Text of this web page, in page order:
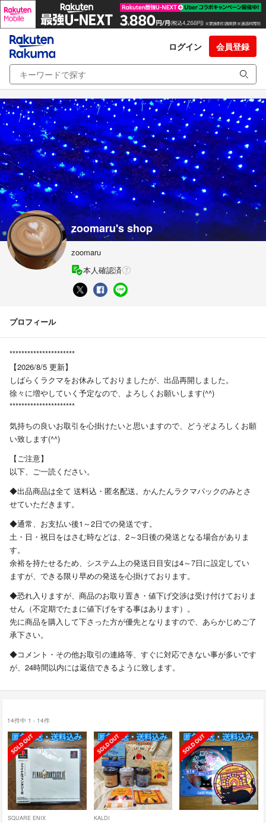
ログイン 会員登録
zoomaru's shop
zoomaru
本人確認済
プロフィール
**********************
【2026/8/5 更新】
しばらくラクマをお休みしておりましたが、出品再開しました。
徐々に増やしていく予定なので、よろしくお願いします(^^)
**********************
気持ちの良いお取引を心掛けたいと思いますので、どうぞよろしくお願
い致します(^^)
【ご注意】
以下、ご一読ください。
◆出品商品は全て 送料込・匿名配送。かんたんラクマパックのみとさ
せていただきます。
◆通常、お支払い後1～2日での発送です。
土・日・祝日をはさむ時などは、2～3日後の発送となる場合がありま
す。
余裕を持たせるため、システム上の発送日目安は4～7日に設定してい
ますが、できる限り早めの発送を心掛けております。
◆恐れ入りますが、商品のお取り置き・値下げ交渉は受け付けておりま
せん（不定期でたまに値下げをする事はあります）。
先に商品を購入して下さった方が優先となりますので、あらかじめご了
承下さい。
◆コメント・その他お取引の連絡等、すぐに対応できない事が多いです
が、24時間以内には返信できるように致します。
14件中 1 - 14件
SQUARE ENIX KALDI